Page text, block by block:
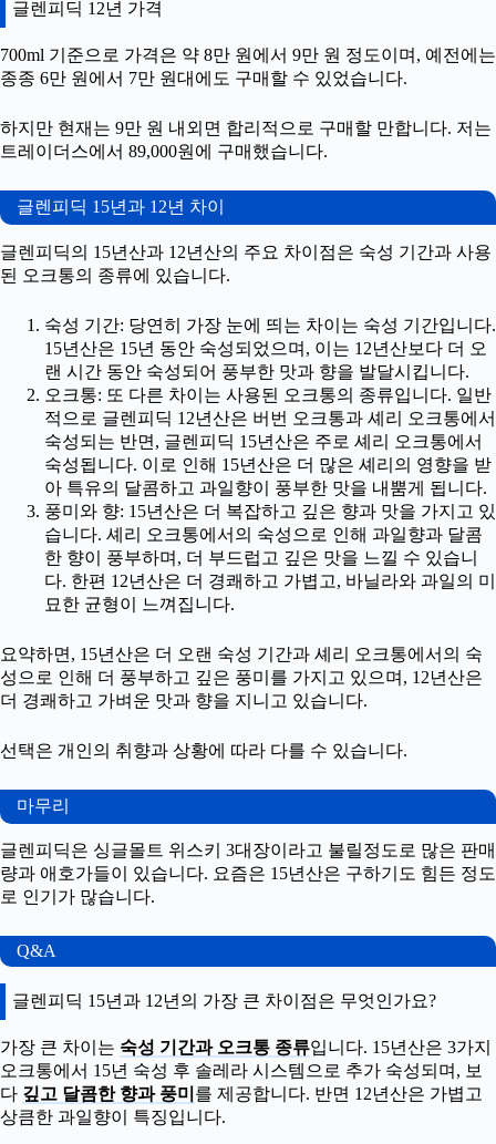
글렌피딕 12년 가격
700ml 기준으로 가격은 약 8만 원에서 9만 원 정도이며, 예전에는
종종 6만 원에서 7만 원대에도 구매할 수 있었습니다.
하지만 현재는 9만 원 내외면 합리적으로 구매할 만합니다. 저는
트레이더스에서 89,000원에 구매했습니다.
글렌피딕 15년과 12년 차이
글렌피딕의 15년산과 12년산의 주요 차이점은 숙성 기간과 사용
된 오크통의 종류에 있습니다.
숙성 기간: 당연히 가장 눈에 띄는 차이는 숙성 기간입니다.
15년산은 15년 동안 숙성되었으며, 이는 12년산보다 더 오
랜 시간 동안 숙성되어 풍부한 맛과 향을 발달시킵니다.
오크통: 또 다른 차이는 사용된 오크통의 종류입니다. 일반
적으로 글렌피딕 12년산은 버번 오크통과 셰리 오크통에서
숙성되는 반면, 글렌피딕 15년산은 주로 셰리 오크통에서
숙성됩니다. 이로 인해 15년산은 더 많은 셰리의 영향을 받
아 특유의 달콤하고 과일향이 풍부한 맛을 내뿜게 됩니다.
풍미와 향: 15년산은 더 복잡하고 깊은 향과 맛을 가지고 있
습니다. 셰리 오크통에서의 숙성으로 인해 과일향과 달콤
한 향이 풍부하며, 더 부드럽고 깊은 맛을 느낄 수 있습니
다. 한편 12년산은 더 경쾌하고 가볍고, 바닐라와 과일의 미
묘한 균형이 느껴집니다.
요약하면, 15년산은 더 오랜 숙성 기간과 셰리 오크통에서의 숙
성으로 인해 더 풍부하고 깊은 풍미를 가지고 있으며, 12년산은
더 경쾌하고 가벼운 맛과 향을 지니고 있습니다.
선택은 개인의 취향과 상황에 따라 다를 수 있습니다.
마무리
글렌피딕은 싱글몰트 위스키 3대장이라고 불릴정도로 많은 판매
량과 애호가들이 있습니다. 요즘은 15년산은 구하기도 힘든 정도
로 인기가 많습니다.
Q&A
글렌피딕 15년과 12년의 가장 큰 차이점은 무엇인가요?
가장 큰 차이는 숙성 기간과 오크통 종류입니다. 15년산은 3가지
오크통에서 15년 숙성 후 솔레라 시스템으로 추가 숙성되며, 보
다 깊고 달콤한 향과 풍미 를 제공합니다. 반면 12년산은 가볍고
상큼한 과일향이 특징입니다.